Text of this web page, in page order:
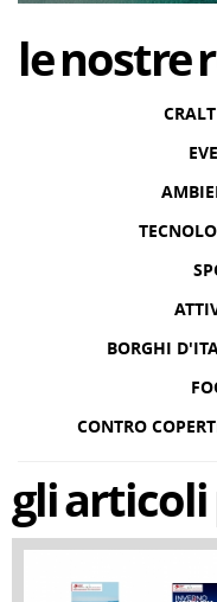
lenostre
BORGHI
CONTRO
gliarticoli